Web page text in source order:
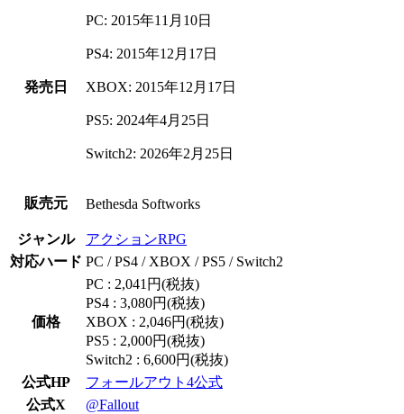
発売日
PC: 2015年11月10日
PS4: 2015年12月17日
XBOX: 2015年12月17日
PS5: 2024年4月25日
Switch2: 2026年2月25日
販売元 Bethesda Softworks
ジャンル
アクションRPG
対応ハード PC / PS4 / XBOX / PS5 / Switch2
価格
PC : 2,041円(税抜)
PS4 : 3,080円(税抜)
XBOX : 2,046円(税抜)
PS5 : 2,000円(税抜)
Switch2 : 6,600円(税抜)
公式HP
フォールアウト4公式
公式X
@Fallout